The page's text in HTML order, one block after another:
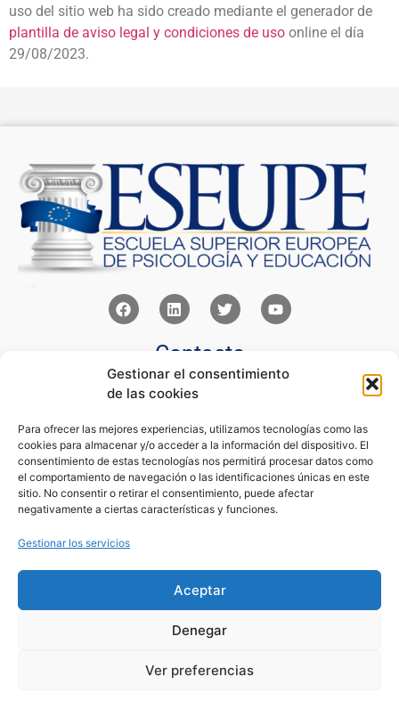
Gestionar el consentimiento
de las cookies
Para ofrecer las mejores experiencias, utilizamos tecnologías como las
cookies para almacenar y/o acceder a la información del dispositivo. El
consentimiento de estas tecnologías nos permitirá procesar datos como
el comportamiento de navegación o las identificaciones únicas en este
sitio. No consentir o retirar el consentimiento, puede afectar
negativamente a ciertas características y funciones.
Gestionar los servicios
Aceptar
Denegar
Ver preferencias
uso del sitio web ha sido creado mediante el generador de
plantilla de aviso legal y condiciones de uso online el día
29/08/2023.
Contacto
Av Juan XXIII 15b Pozuelo de Alarcón – Madrid
+34 91 352 77 28
Links
Norlan Digital Marketing Para Psicólogos
Psicólogos Pozuelo
Psicología Para Tod@s
Legal
Condiciones de Uso y Venta
Política de Privacidad